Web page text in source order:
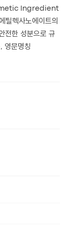
Ingredient
헥사노에이트의
전한 성분으로 규
영문명칭